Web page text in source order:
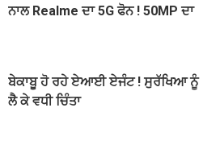
ਨਾਲ Realme ਦਾ 5G ਫੋਨ ! 50MP ਦਾ
ਬੇਕਾਬੂ ਹੋ ਰਹੇ ਏਆਈ ਏਜੰਟ ! ਸੁਰੱਖਿਆ ਨੂੰ
ਲੈ ਕੇ ਵਧੀ ਚਿੰਤਾ